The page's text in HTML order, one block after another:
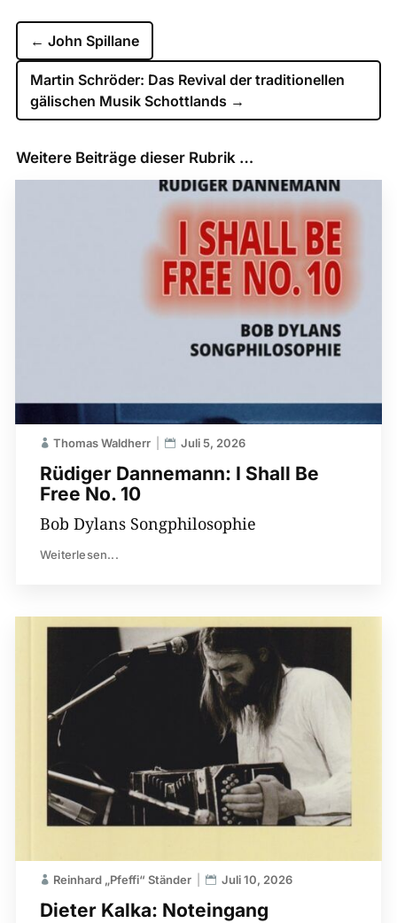
← John Spillane
Martin Schröder: Das Revival der traditionellen
gälischen Musik Schottlands →
Weitere Beiträge dieser Rubrik …
Rüdiger Dannemann: I Shall Be
Free No. 10
Thomas Waldherr Juli 5, 2026
Bob Dylans Songphilosophie
Weiterlesen...
Dieter Kalka: Noteingang
Reinhard „Pfeffi“ Ständer Juli 10, 2026